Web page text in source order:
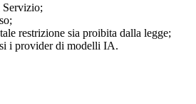
Servizio;
restrizione sia proibita dalla legge;
i provider di modelli IA.